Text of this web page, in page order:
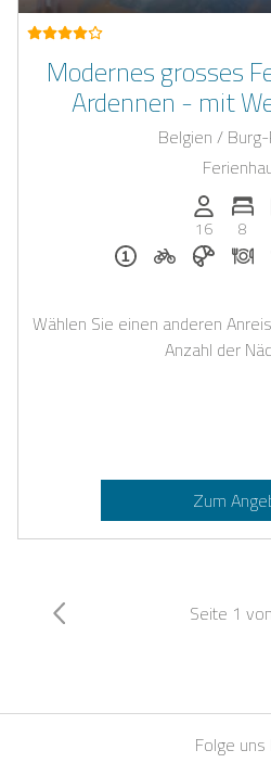
Modernes grosses
Ardennen - mit
Belgien /
Anzahl
16
8
Für eine Nacht
Wählen Sie einen anderen
Anzahl der
Zum
Seite 1
Folge uns